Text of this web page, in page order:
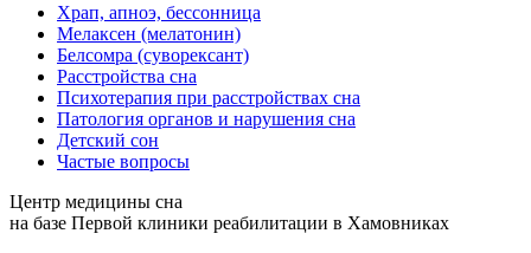
Храп, апноэ, бессонница
Мелаксен (мелатонин)
Белсомра (суворексант)
Расстройства сна
Психотерапия при расстройствах сна
Патология органов и нарушения сна
Детский сон
Частые вопросы
Центр медицины сна
на базе Первой клиники реабилитации в Хамовниках